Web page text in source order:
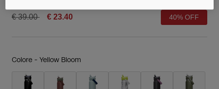
Price reduced from
€ 39.00to € 23.40 40% OFF
Colore - Yellow Bloom